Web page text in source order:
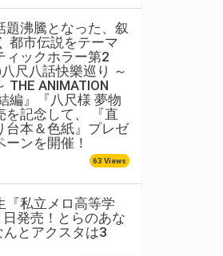
題沸騰となった、叙
都市伝説をテーマ
ィックホラー第2
尺八話快樂巡り ～
THE ANIMATION
編』『八尺様 夢物
を記念して、 『直
台本＆色紙』プレゼ
ーンを開催！
63 Views
『私立メロ高等学
発売！とらのあな
んとアクスタは3